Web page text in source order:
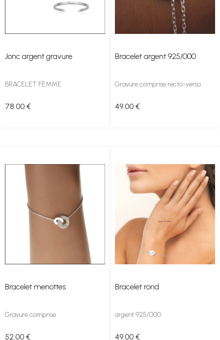
Jonc argent gravure
BRACELET FEMME
78 .00 €
Bracelet argent 925/000
Gravure comprise recto-verso
49.00 €
Bracelet menottes
Gravure comprise
52 .00 €
Bracelet rond
argent 925/000
49.00 €